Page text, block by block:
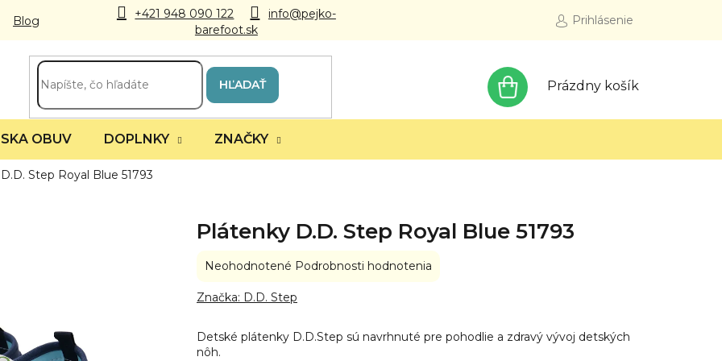
+421 948 090 122
info@pejko-
barefoot.sk
Blog Prihlásenie
HĽADAŤ
KOŠÍK
Prázdny košík
OBUV DOPLNKY ZNAČKY
Step Royal Blue 51793
Plátenky D.D. Step Royal Blue 51793
Detské plátenky D.D.Step sú navrhnuté pre pohodlie a zdravý vývoj detských
nôh.
Priemerné
produktu
z
5
Neohodnotené Podrobnosti hodnotenia
Značka: D.D. Step